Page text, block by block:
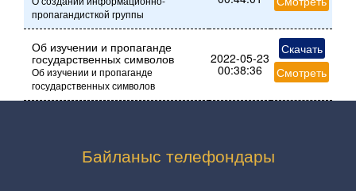
пропагандисткой группы
Об изучении и пропаганде
государственных символов
Об изучении и пропаганде
государственных символов
2022-05-23
00:38:36
Скачать
Смотреть
Байланыс телефондары